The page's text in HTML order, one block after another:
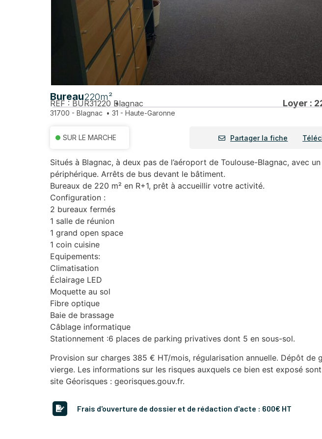
Bureau220m²
REF : BUR31220 Blagnac Loyer :
31700 - Blagnac • 31 - Haute-Garonne
SUR LE MARCHE Partager la fiche
Situés à Blagnac, à deux pas de l’aéroport de Toulouse-Blagnac, avec
périphérique. Arrêts de bus devant le bâtiment.
Bureaux de 220 m² en R+1, prêt à accueillir votre activité.
Configuration :
2 bureaux fermés
1 salle de réunion
1 grand open space
1 coin cuisine
Equipements:
Climatisation
Éclairage LED
Moquette au sol
Fibre optique
Baie de brassage
Câblage informatique
Stationnement :6 places de parking privatives dont 5 en sous-sol.
Provision sur charges 385 € HT/mois, régularisation annuelle. Dépôt de
vierge. Les informations sur les risques auxquels ce bien est exposé
site Géorisques : georisques.gouv.fr.
Frais d'ouverture de dossier et de rédaction d'acte : 600€ HT